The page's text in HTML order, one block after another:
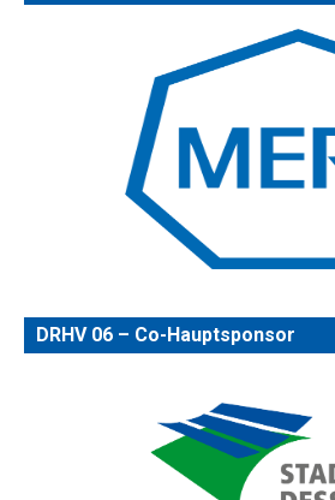
DRHV 06 – Co-Hauptsponsor